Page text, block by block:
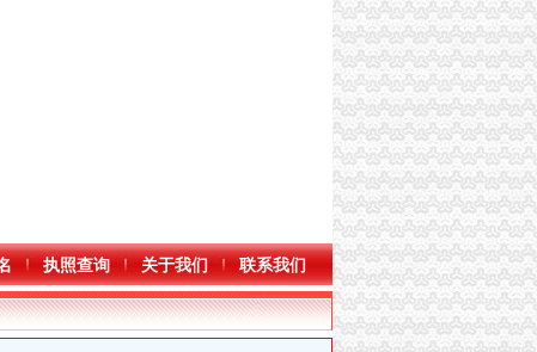
执照查询 关于我们 联系我们